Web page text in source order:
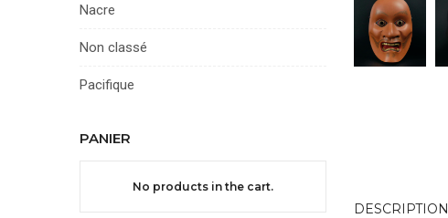
DESCRIPTION
Nacre
Non classé
Pacifique
PANIER
No products in the cart.